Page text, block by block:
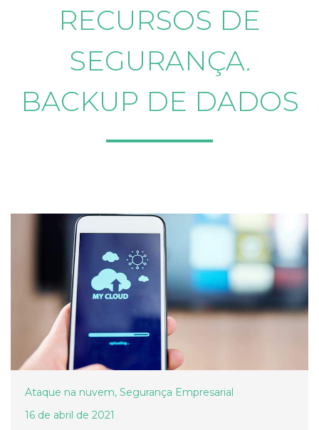
RECURSOS DE
SEGURANÇA.
BACKUP DE DADOS
Ataque na nuvem, Segurança Empresarial
16 de abril de 2021